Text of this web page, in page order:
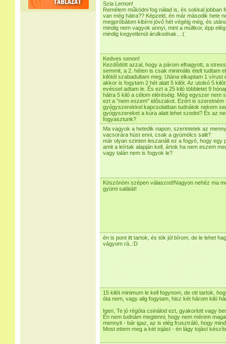
Szia Lemon!
Remélem működni fog nálad is, és sokkal jobban
van még hátra?? Képzeld, én már második hete
megpróbálom kibírni jövő hét végéig még, és
mindig nem vagyok annyi, mint a múltkor, épp
mindig kegyetlenül árulkodnak...:(
Kedves senon!
Kezdődött azzal, hogy a párom elhagyott, a
semmit, a 2. héten is csak minimális ételt tudtam
kilótól szabadultam meg. Utána elkaptam 1
akkor is fogytam 2 hét alatt 5 kilót. Az utolsó 5
evéssel adtam le. És ezt a 25 kiló többletet 9
hátra 5 kiló a célom eléréséig. Még egyszer nem
ezt a "nem eszem" időszakot. Ezért is szeretném
gyógyszerekkel kapcsolatban tudnátok nekem
gyógyszereket a kúra alatt lehet szedni? És az
fogyasztunk?
Ma vagyok a hetedik napon, szerintetek az
vacsorára húst enni, csak a gyümölcs salit?
már olyan szinten leszanált ez a fogyó, hogy egy
amit a leírtak alapján kell, ártok ha nem eszem
vagy talán nem is fogyok le?
Köszönöm szépen válaszod!Nagyon nehéz ma
gyümi salátát!
én is pont itt tartok, és tök jól bírom, de le lehet
vágyom rá..:D
15 kilót minimum le kell fogynom, de ott tartok,
óta nem, vagy alig fogytam, hisz két három kiló
Igen, Te jó régóta csinálod ezt, gyakorlott vagy
Én nem tudnám megtenni, hogy nem mérem
mennyit - bár igaz, az is elég frusztráló, hogy
Most ettem meg a két tojást - én lágy tojást